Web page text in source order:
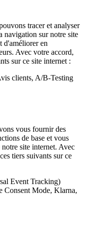
tracer et analyser
navigation sur notre site
d'améliorer en
Avec votre accord,
sur ce site internet :
clients, A/B-Testing
vous fournir des
de base et vous
site internet. Avec
tiers suivants sur ce
Event Tracking)
Consent Mode, Klarna,